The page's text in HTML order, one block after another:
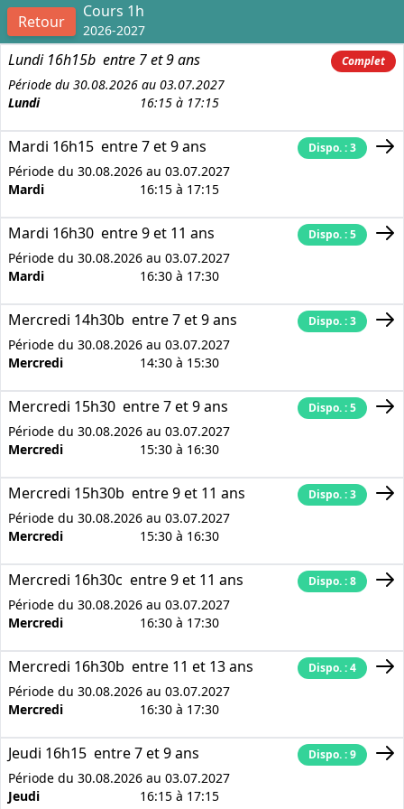
Retour
Cours 1h
2026-2027
Lundi 16h15b entre 7 et 9 ans Complet
Période du 30.08.2026 au 03.07.2027
Lundi
16:15 à 17:15
Mardi 16h15 entre 7 et 9 ans Dispo. : 3
Période du 30.08.2026 au 03.07.2027
Mardi
16:15 à 17:15
Mardi 16h30 entre 9 et 11 ans Dispo. : 5
Période du 30.08.2026 au 03.07.2027
Mardi
16:30 à 17:30
Mercredi 14h30b entre 7 et 9 ans Dispo. : 3
Période du 30.08.2026 au 03.07.2027
Mercredi
14:30 à 15:30
Mercredi 15h30 entre 7 et 9 ans Dispo. : 5
Période du 30.08.2026 au 03.07.2027
Mercredi
15:30 à 16:30
Mercredi 15h30b entre 9 et 11 ans Dispo. : 3
Période du 30.08.2026 au 03.07.2027
Mercredi
15:30 à 16:30
Mercredi 16h30c entre 9 et 11 ans Dispo. : 8
Période du 30.08.2026 au 03.07.2027
Mercredi
16:30 à 17:30
Mercredi 16h30b entre 11 et 13 ans Dispo. : 4
Période du 30.08.2026 au 03.07.2027
Mercredi
16:30 à 17:30
Jeudi 16h15 entre 7 et 9 ans Dispo. : 9
Période du 30.08.2026 au 03.07.2027
Jeudi
16:15 à 17:15